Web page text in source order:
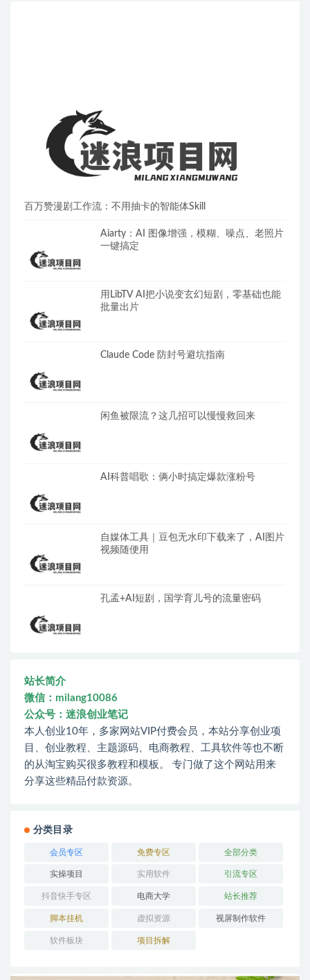
百万赞漫剧工作流：不用抽卡的智能体Skill
Aiarty：AI 图像增强，模糊、噪点、老照片
一键搞定
用LibTV AI把小说变玄幻短剧，零基础也能
批量出片
Claude Code 防封号避坑指南
闲鱼被限流？这几招可以慢慢救回来
AI科普唱歌：俩小时搞定爆款涨粉号
自媒体工具｜豆包无水印下载来了，AI图片
视频随便用
孔孟+AI短剧，国学育儿号的流量密码
站长简介
微信：milang10086
公众号：迷浪创业笔记
本人创业10年，多家网站VIP付费会员，本站分享创业项
目、创业教程、主题源码、电商教程、工具软件等也不断
的从淘宝购买很多教程和模板。 专门做了这个网站用来
分享这些精品付款资源。
分类目录
会员专区 免费专区 全部分类
实操项目 实用软件 引流专区
抖音快手专区 电商大学 站长推荐
脚本挂机 虚拟资源 视屏制作软件
软件板块 项目拆解